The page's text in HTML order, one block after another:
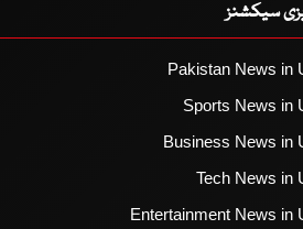
سیکشنز
Pakistan News in
Sports News in
Business News in
Tech News in
Entertainment News in